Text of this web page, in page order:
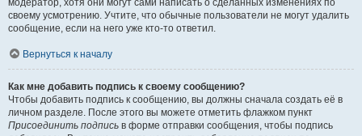
модератор, хотя они могут сами написать о сделанных изменениях по
своему усмотрению. Учтите, что обычные пользователи не могут удалить
сообщение, если на него уже кто-то ответил.
Вернуться к началу
Как мне добавить подпись к своему сообщению?
Чтобы добавить подпись к сообщению, вы должны сначала создать её в
личном разделе. После этого вы можете отметить флажком пункт
Присоединить подпись в форме отправки сообщения, чтобы подпись